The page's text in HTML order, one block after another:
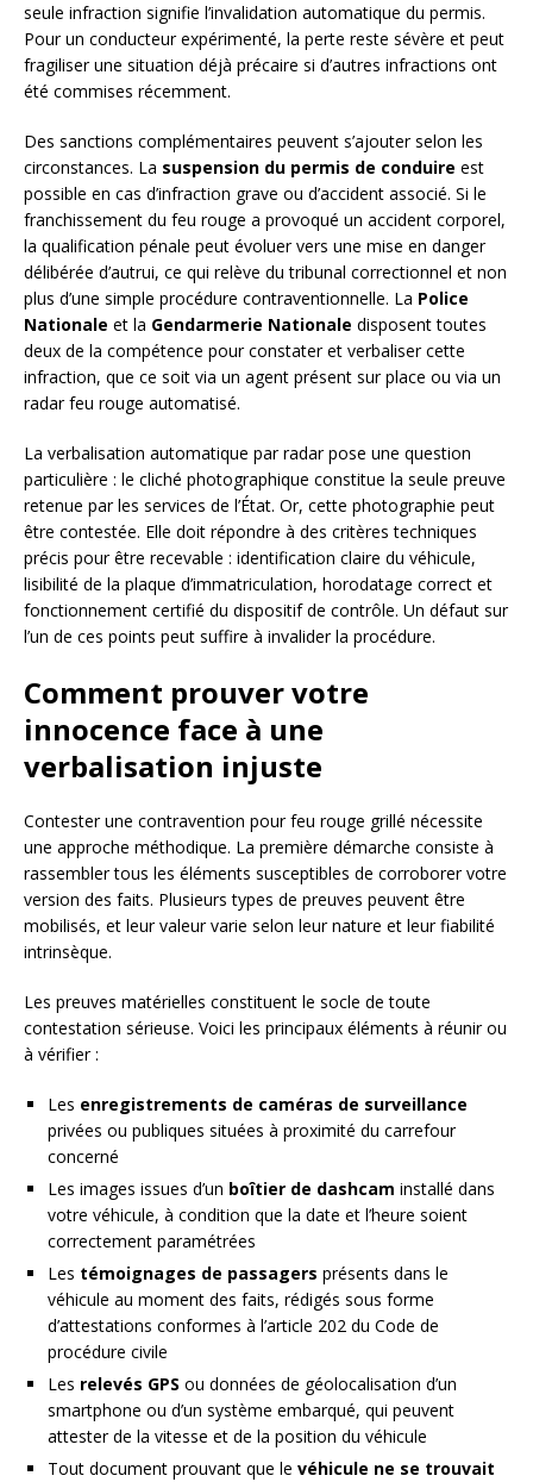
seule infraction signifie l’invalidation automatique du permis.
Pour un conducteur expérimenté, la perte reste sévère et peut
fragiliser une situation déjà précaire si d’autres infractions ont
été commises récemment.
Des sanctions complémentaires peuvent s’ajouter selon les
circonstances. La suspension du permis de conduire est
possible en cas d’infraction grave ou d’accident associé. Si le
franchissement du feu rouge a provoqué un accident corporel,
la qualification pénale peut évoluer vers une mise en danger
délibérée d’autrui, ce qui relève du tribunal correctionnel et non
plus d’une simple procédure contraventionnelle. La Police
Nationale et la Gendarmerie Nationale disposent toutes
deux de la compétence pour constater et verbaliser cette
infraction, que ce soit via un agent présent sur place ou via un
radar feu rouge automatisé.
La verbalisation automatique par radar pose une question
particulière : le cliché photographique constitue la seule preuve
retenue par les services de l’État. Or, cette photographie peut
être contestée. Elle doit répondre à des critères techniques
précis pour être recevable : identification claire du véhicule,
lisibilité de la plaque d’immatriculation, horodatage correct et
fonctionnement certifié du dispositif de contrôle. Un défaut sur
l’un de ces points peut suffire à invalider la procédure.
Comment prouver votre
innocence face à une
verbalisation injuste
Contester une contravention pour feu rouge grillé nécessite
une approche méthodique. La première démarche consiste à
rassembler tous les éléments susceptibles de corroborer votre
version des faits. Plusieurs types de preuves peuvent être
mobilisés, et leur valeur varie selon leur nature et leur fiabilité
intrinsèque.
Les preuves matérielles constituent le socle de toute
contestation sérieuse. Voici les principaux éléments à réunir ou
à vérifier :
Les enregistrements de caméras de surveillance
privées ou publiques situées à proximité du carrefour
concerné
Les images issues d’un boîtier de dashcam installé dans
votre véhicule, à condition que la date et l’heure soient
correctement paramétrées
Les témoignages de passagers présents dans le
véhicule au moment des faits, rédigés sous forme
d’attestations conformes à l’article 202 du Code de
procédure civile
Les relevés GPS ou données de géolocalisation d’un
smartphone ou d’un système embarqué, qui peuvent
attester de la vitesse et de la position du véhicule
Tout document prouvant que le véhicule ne se trouvait